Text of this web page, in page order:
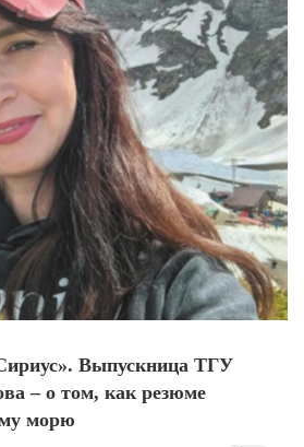
Выпускница ТГУ
– о том, как резюме
морю